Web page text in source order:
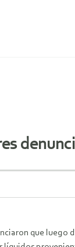
que luego